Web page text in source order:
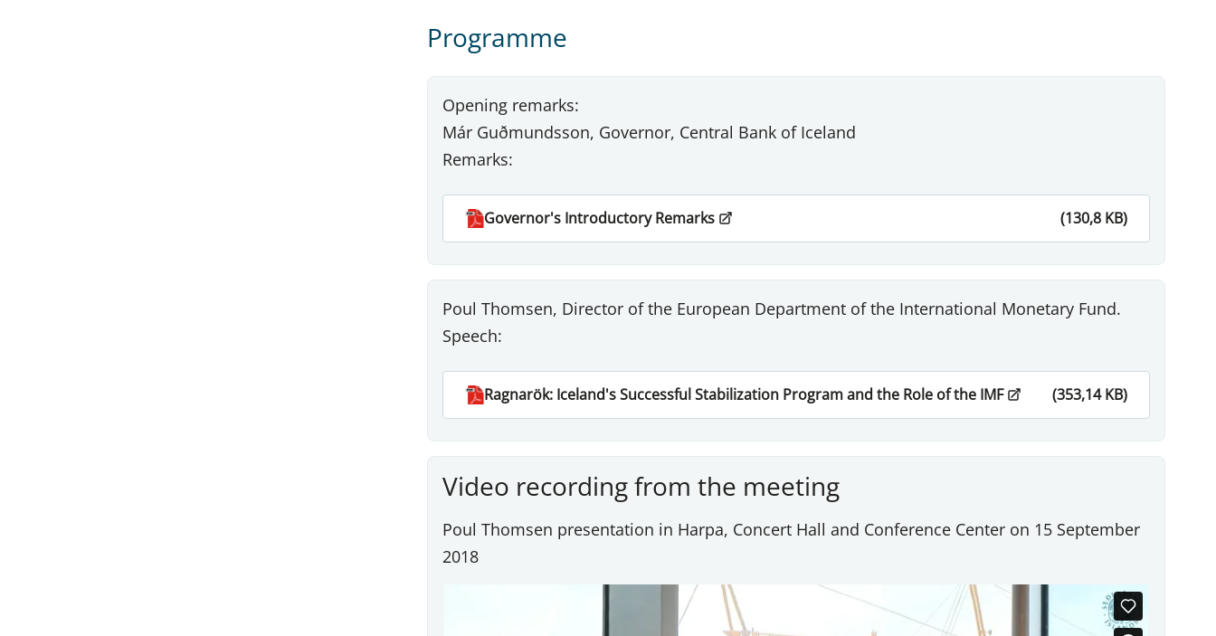
Programme
Opening remarks:
Már Guðmundsson, Governor, Central Bank of Iceland
Remarks:
Governor's Introductory Remarks (130,8 KB)
Poul Thomsen, Director of the European Department of the International Monetary Fund.
Speech:
Ragnarök: Iceland's Successful Stabilization Program and the Role of the IMF (353,14 KB)
Video recording from the meeting
Poul Thomsen presentation in Harpa, Concert Hall and Conference Center on 15 September
2018